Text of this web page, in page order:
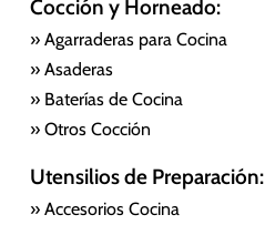
Cocción y Horneado:
» Agarraderas para Cocina
» Asaderas
» Baterías de Cocina
» Otros Cocción
Utensilios de Preparación:
» Accesorios Cocina